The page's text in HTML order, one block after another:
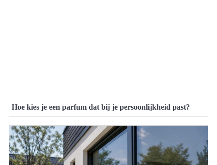
Hoe kies je een parfum dat bij je persoonlijkheid past?